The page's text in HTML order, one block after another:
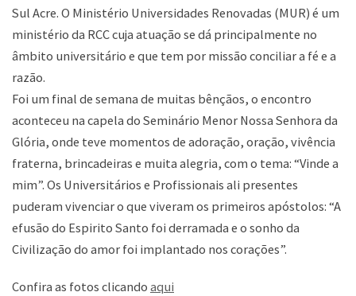
Sul Acre. O Ministério Universidades Renovadas (MUR) é um
ministério da RCC cuja atuação se dá principalmente no
âmbito universitário e que tem por missão conciliar a fé e a
razão.
Foi um final de semana de muitas bênçãos, o encontro
aconteceu na capela do Seminário Menor Nossa Senhora da
Glória, onde teve momentos de adoração, oração, vivência
fraterna, brincadeiras e muita alegria, com o tema: “Vinde a
mim”. Os Universitários e Profissionais ali presentes
puderam vivenciar o que viveram os primeiros apóstolos: “A
efusão do Espirito Santo foi derramada e o sonho da
Civilização do amor foi implantado nos corações”.
Confira as fotos clicando aqui